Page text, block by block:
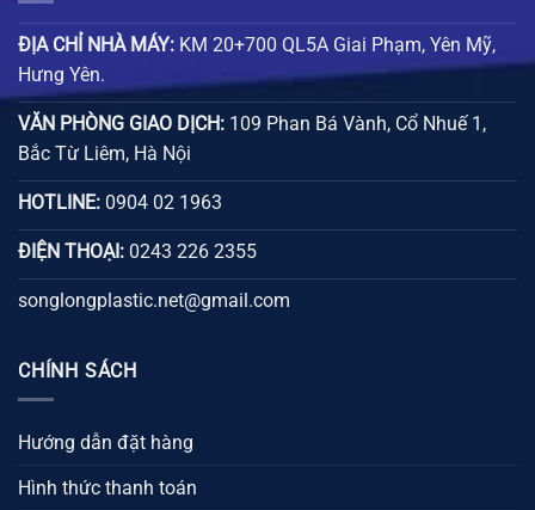
ĐỊA CHỈ NHÀ MÁY: KM 20+700 QL5A Giai Phạm, Yên Mỹ,
Hưng Yên.
VĂN PHÒNG GIAO DỊCH: 109 Phan Bá Vành, Cổ Nhuế 1,
Bắc Từ Liêm, Hà Nội
HOTLINE: 0904 02 1963
ĐIỆN THOẠI: 0243 226 2355
songlongplastic.net@gmail.com
CHÍNH SÁCH
Hướng dẫn đặt hàng
Hình thức thanh toán